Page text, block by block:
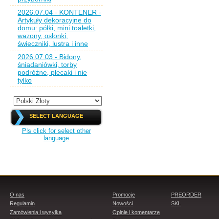
2026.07.04 - KONTENER -
Artykuły dekoracyjne do
domu: półki, mini toaletki,
wazony, osłonki,
świeczniki, lustra i inne
2026.07.03 - Bidony,
śniadaniówki, torby
podróżne, plecaki i nie
tylko
SELECT LANGUAGE
Pls click for select other
language
O nas
Regulamin
Zamówienia i wysyłka
Promocje
Nowości
Opinie i komentarze
PREORDER
SKL